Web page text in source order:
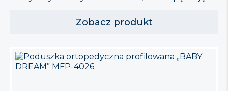
Lumbar Support zapewnia optymalne utrzymanie
kręgosłupa w anatomicznym położeniu, dzięki
długotrwałego siedzenia. Może być stosowana w
samochodzie, domu, pracy. Zastosowanie poduszki
Zobacz produkt